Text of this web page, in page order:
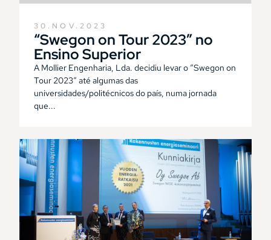
30.NOV.2023
“Swegon on Tour 2023” no
Ensino Superior
A Mollier Engenharia, Lda. decidiu levar o “Swegon on
Tour 2023“ até algumas das
universidades/politécnicos do país, numa jornada
que...